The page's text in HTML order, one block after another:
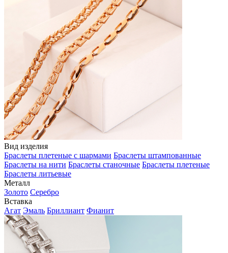
Вид изделия
Браслеты плетеные с шармами Браслеты штампованные
Браслеты на нити Браслеты станочные Браслеты плетеные
Браслеты литьевые
Металл
Золото Серебро
Вставка
Агат Эмаль Бриллиант Фианит